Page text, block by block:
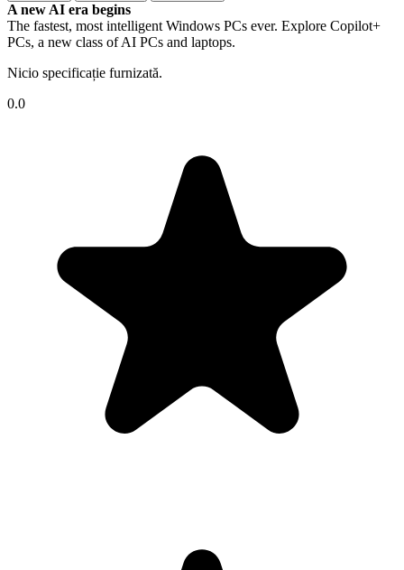
A new AI era begins
The fastest, most intelligent Windows PCs ever. Explore Copilot+
PCs, a new class of AI PCs and laptops.
Nicio specificație furnizată.
0.0